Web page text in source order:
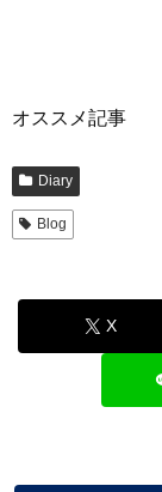
オススメ記事
Diary
Blog
X